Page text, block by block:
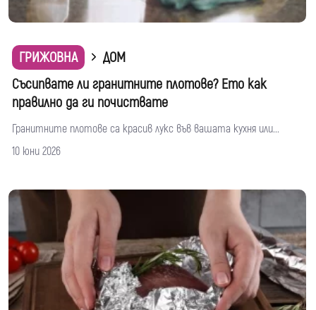
ГРИЖОВНА
ДОМ
Съсипвате ли гранитните плотове? Ето как
правилно да ги почиствате
Гранитните плотове са красив лукс във вашата кухня или...
10 юни 2026